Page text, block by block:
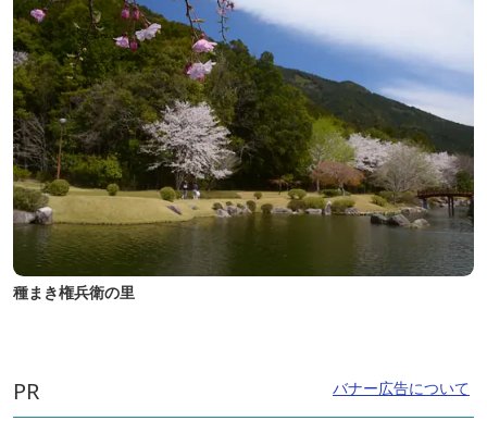
種まき権兵衛の里
PR バナー広告について